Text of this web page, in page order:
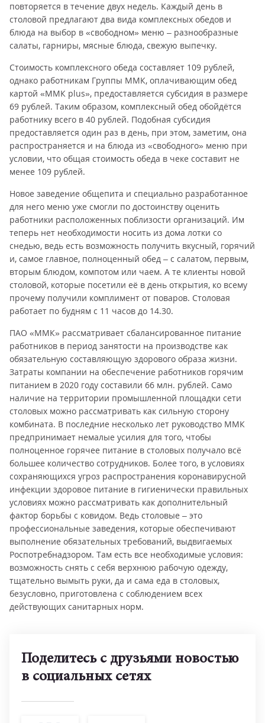
повторяется в течение двух недель. Каждый день в
столовой предлагают два вида комплексных обедов и
блюда на выбор в «свободном» меню – разнообразные
салаты, гарниры, мясные блюда, свежую выпечку.
Стоимость комплексного обеда составляет 109 рублей,
однако работникам Группы ММК, оплачивающим обед
картой «ММК plus», предоставляется субсидия в размере
69 рублей. Таким образом, комплексный обед обойдётся
работнику всего в 40 рублей. Подобная субсидия
предоставляется один раз в день, при этом, заметим, она
распространяется и на блюда из «свободного» меню при
условии, что общая стоимость обеда в чеке составит не
менее 109 рублей.
Новое заведение общепита и специально разработанное
для него меню уже смогли по достоинству оценить
работники расположенных поблизости организаций. Им
теперь нет необходимости носить из дома лотки со
снедью, ведь есть возможность получить вкусный, горячий
и, самое главное, полноценный обед – с салатом, первым,
вторым блюдом, компотом или чаем. А те клиенты новой
столовой, которые посетили её в день открытия, ко всему
прочему получили комплимент от поваров. Столовая
работает по будням с 11 часов до 14.30.
ПАО «ММК» рассматривает сбалансированное питание
работников в период занятости на производстве как
обязательную составляющую здорового образа жизни.
Затраты компании на обеспечение работников горячим
питанием в 2020 году составили 66 млн. рублей. Само
наличие на территории промышленной площадки сети
столовых можно рассматривать как сильную сторону
комбината. В последние несколько лет руководство ММК
предпринимает немалые усилия для того, чтобы
полноценное горячее питание в столовых получало всё
большее количество сотрудников. Более того, в условиях
сохраняющихся угроз распространения коронавирусной
инфекции здоровое питание в гигиенически правильных
условиях можно рассматривать как дополнительный
фактор борьбы с ковидом. Ведь столовые – это
профессиональные заведения, которые обеспечивают
выполнение обязательных требований, выдвигаемых
Роспотребнадзором. Там есть все необходимые условия:
возможность снять с себя верхнюю рабочую одежду,
тщательно вымыть руки, да и сама еда в столовых,
безусловно, приготовлена с соблюдением всех
действующих санитарных норм.
Поделитесь с друзьями новостью
в социальных сетях